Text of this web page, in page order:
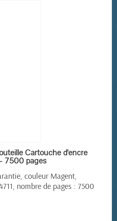
Cartouche d'encre
7500 pages
couleur Magent,
nombre de pages : 7500